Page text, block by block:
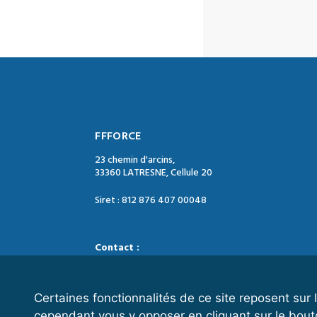
Certaines fonctionnalités de ce site reposent sur
FFFORCE
23 chemin d'arcins,
33360 LATRESNE, Cellule 20
Siret : 812 876 407 00048
Contact :